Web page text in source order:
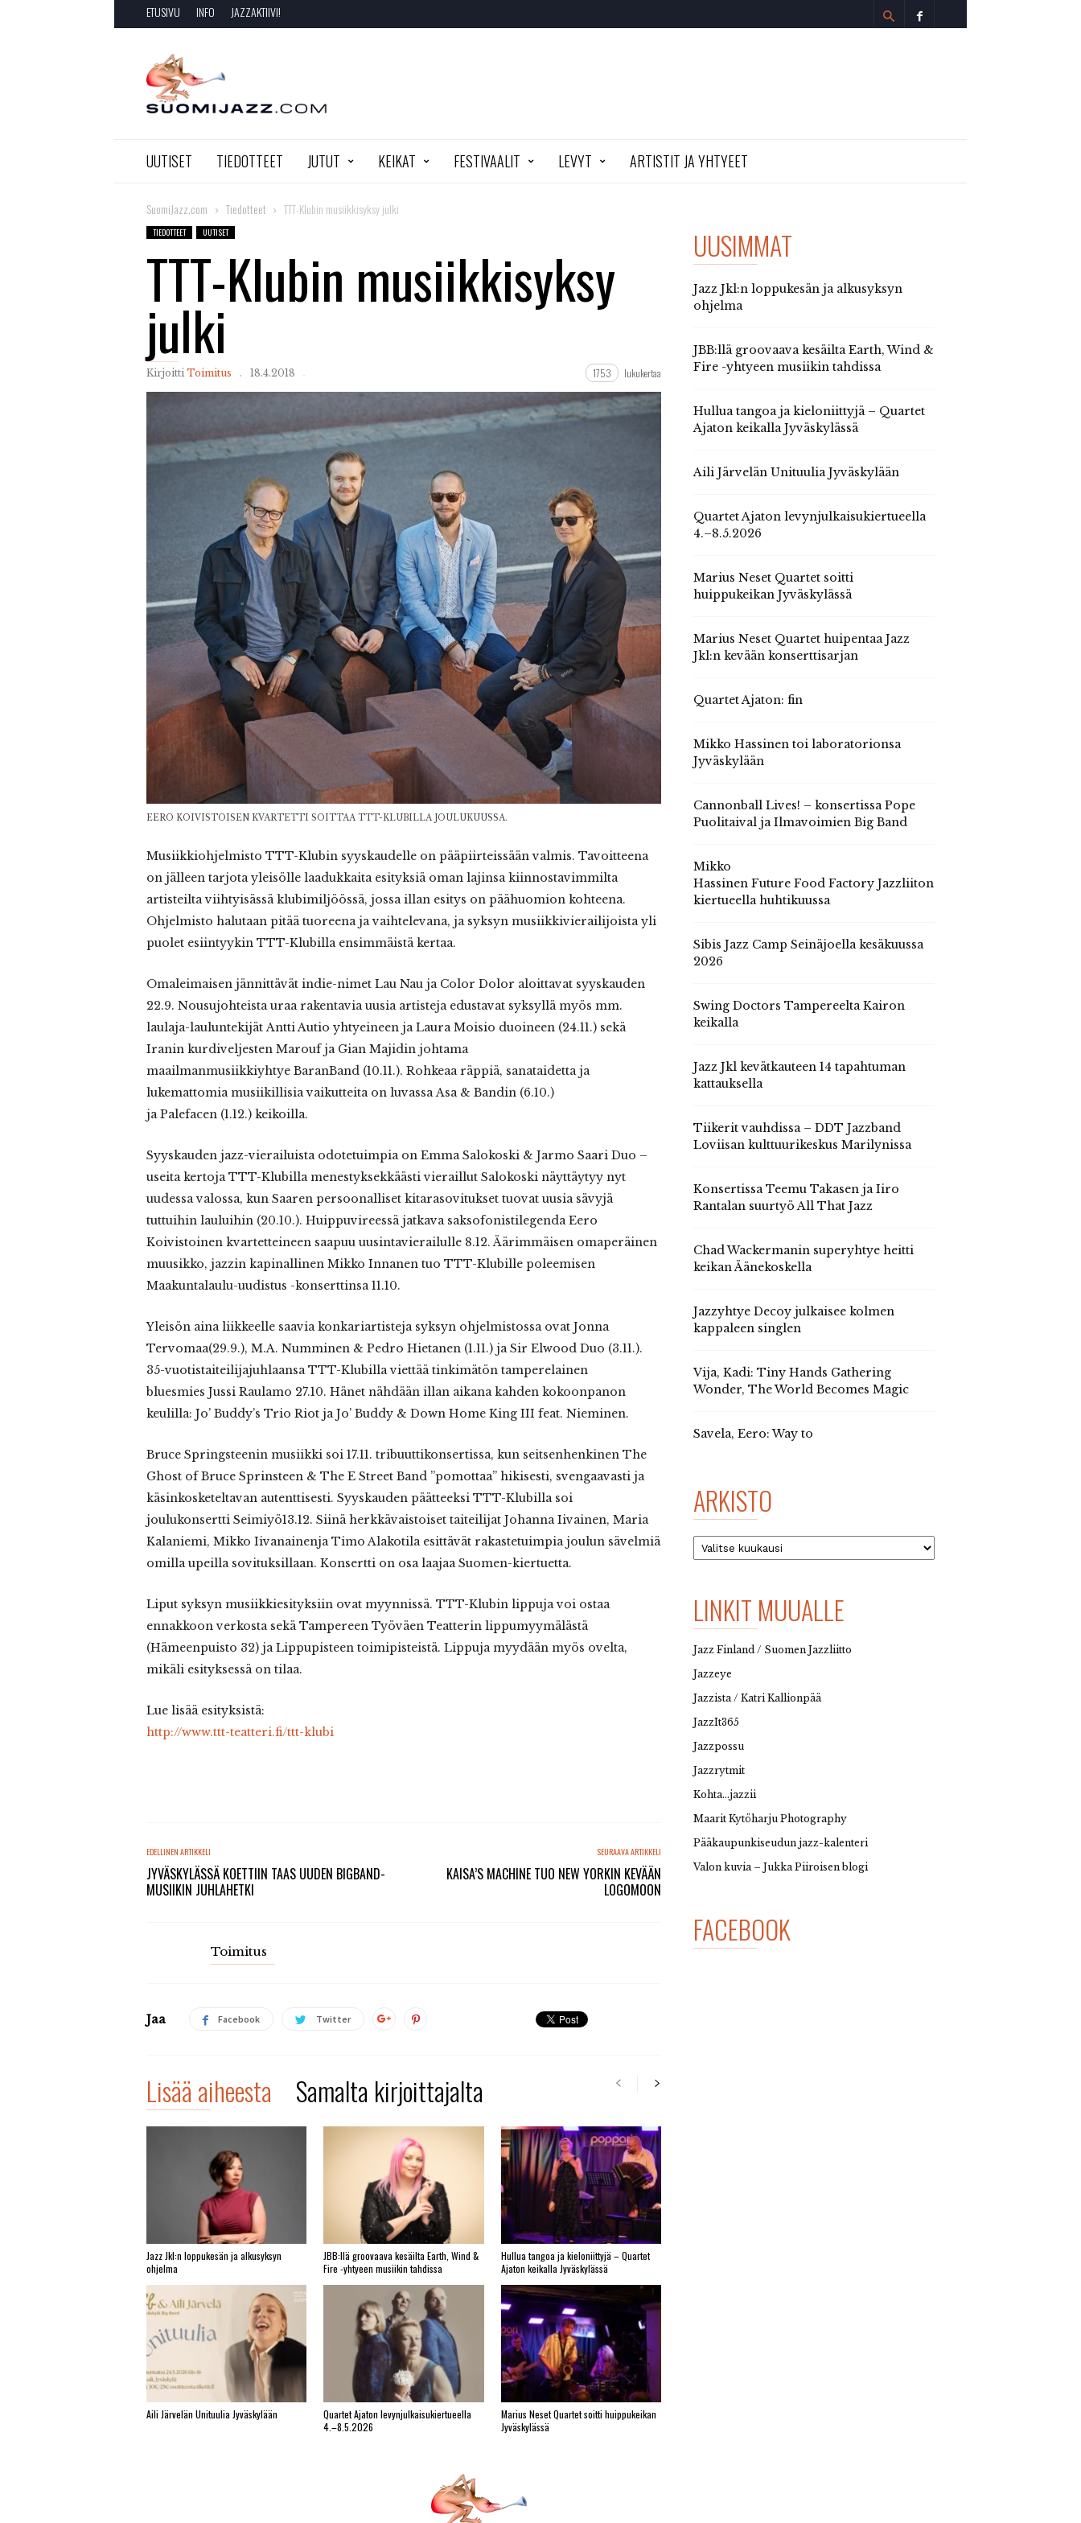
ETUSIVU INFO JAZZAKTIIVI!
SuomiJazz.com
UUTISET TIEDOTTEET JUTUT KEIKAT FESTIVAALIT LEVYT ARTISTIT JA YHTYEET
SuomiJazz.com Tiedotteet TTT-Klubin musiikkisyksy julki
TIEDOTTEET UUTISET
TTT-Klubin musiikkisyksy
julki
Kirjoitti Toimitus 18.4.2018 1753 lukukertaa
EERO KOIVISTOISEN KVARTETTI SOITTAA TTT-KLUBILLA JOULUKUUSSA.
Musiikkiohjelmisto TTT-Klubin syyskaudelle on pääpiirteissään valmis. Tavoitteena
on jälleen tarjota yleisölle laadukkaita esityksiä oman lajinsa kiinnostavimmilta
artisteilta viihtyisässä klubimiljöössä, jossa illan esitys on päähuomion kohteena.
Ohjelmisto halutaan pitää tuoreena ja vaihtelevana, ja syksyn musiikkivierailijoista yli
puolet esiintyykin TTT-Klubilla ensimmäistä kertaa.
Omaleimaisen jännittävät indie-nimet Lau Nau ja Color Dolor aloittavat syyskauden
22.9. Nousujohteista uraa rakentavia uusia artisteja edustavat syksyllä myös mm.
laulaja-lauluntekijät Antti Autio yhtyeineen ja Laura Moisio duoineen (24.11.) sekä
Iranin kurdiveljesten Marouf ja Gian Majidin johtama
maailmanmusiikkiyhtye BaranBand (10.11.). Rohkeaa räppiä, sanataidetta ja
lukemattomia musiikillisia vaikutteita on luvassa Asa & Bandin (6.10.)
ja Palefacen (1.12.) keikoilla.
Syyskauden jazz-vierailuista odotetuimpia on Emma Salokoski & Jarmo Saari Duo –
useita kertoja TTT-Klubilla menestyksekkäästi vieraillut Salokoski näyttäytyy nyt
uudessa valossa, kun Saaren persoonalliset kitarasovitukset tuovat uusia sävyjä
tuttuihin lauluihin (20.10.). Huippuvireessä jatkava saksofonistilegenda Eero
Koivistoinen kvartetteineen saapuu uusintavierailulle 8.12. Äärimmäisen omaperäinen
muusikko, jazzin kapinallinen Mikko Innanen tuo TTT-Klubille poleemisen
Maakuntalaulu-uudistus -konserttinsa 11.10.
Yleisön aina liikkeelle saavia konkariartisteja syksyn ohjelmistossa ovat Jonna
Tervomaa(29.9.), M.A. Numminen & Pedro Hietanen (1.11.) ja Sir Elwood Duo (3.11.).
35-vuotistaiteilijajuhlaansa TTT-Klubilla viettää tinkimätön tamperelainen
bluesmies Jussi Raulamo 27.10. Hänet nähdään illan aikana kahden kokoonpanon
keulilla: Jo’ Buddy’s Trio Riot ja Jo’ Buddy & Down Home King III feat. Nieminen.
Bruce Springsteenin musiikki soi 17.11. tribuuttikonsertissa, kun seitsenhenkinen The
Ghost of Bruce Sprinsteen & The E Street Band ”pomottaa” hikisesti, svengaavasti ja
käsinkosketeltavan autenttisesti. Syyskauden päätteeksi TTT-Klubilla soi
joulukonsertti Seimiyö13.12. Siinä herkkävaistoiset taiteilijat Johanna Iivainen, Maria
Kalaniemi, Mikko Iivanainenja Timo Alakotila esittävät rakastetuimpia joulun sävelmiä
omilla upeilla sovituksillaan. Konsertti on osa laajaa Suomen-kiertuetta.
Liput syksyn musiikkiesityksiin ovat myynnissä. TTT-Klubin lippuja voi ostaa
ennakkoon verkosta sekä Tampereen Työväen Teatterin lippumyymälästä
(Hämeenpuisto 32) ja Lippupisteen toimipisteistä. Lippuja myydään myös ovelta,
mikäli esityksessä on tilaa.
Lue lisää esityksistä:
http://www.ttt-teatteri.fi/ttt-klubi
EDELLINEN ARTIKKELI
JYVÄSKYLÄSSÄ KOETTIIN TAAS UUDEN BIGBAND-
MUSIIKIN JUHLAHETKI
SEURAAVA ARTIKKELI
KAISA’S MACHINE TUO NEW YORKIN KEVÄÄN
LOGOMOON
Toimitus
Jaa Facebook Twitter
Lisää aiheesta Samalta kirjoittajalta
Jazz Jkl:n loppukesän ja alkusyksyn
ohjelma
JBB:llä groovaava kesäilta Earth, Wind &
Fire -yhtyeen musiikin tahdissa
Hullua tangoa ja kieloniittyjä – Quartet
Ajaton keikalla Jyväskylässä
Aili Järvelän Unituulia Jyväskylään
Quartet Ajaton levynjulkaisukiertueella
4.–8.5.2026
Marius Neset Quartet soitti huippukeikan
Jyväskylässä
UUSIMMAT
Jazz Jkl:n loppukesän ja alkusyksyn
ohjelma
JBB:llä groovaava kesäilta Earth, Wind &
Fire -yhtyeen musiikin tahdissa
Hullua tangoa ja kieloniittyjä – Quartet
Ajaton keikalla Jyväskylässä
Aili Järvelän Unituulia Jyväskylään
Quartet Ajaton levynjulkaisukiertueella
4.–8.5.2026
Marius Neset Quartet soitti
huippukeikan Jyväskylässä
Marius Neset Quartet huipentaa Jazz
Jkl:n kevään konserttisarjan
Quartet Ajaton: fin
Mikko Hassinen toi laboratorionsa
Jyväskylään
Cannonball Lives! – konsertissa Pope
Puolitaival ja Ilmavoimien Big Band
Mikko
Hassinen Future Food Factory Jazzliiton
kiertueella huhtikuussa
Sibis Jazz Camp Seinäjoella kesäkuussa
2026
Swing Doctors Tampereelta Kairon
keikalla
Jazz Jkl kevätkauteen 14 tapahtuman
kattauksella
Tiikerit vauhdissa – DDT Jazzband
Loviisan kulttuurikeskus Marilynissa
Konsertissa Teemu Takasen ja Iiro
Rantalan suurtyö All That Jazz
Chad Wackermanin superyhtye heitti
keikan Äänekoskella
Jazzyhtye Decoy julkaisee kolmen
kappaleen singlen
Vija, Kadi: Tiny Hands Gathering
Wonder, The World Becomes Magic
Savela, Eero: Way to
ARKISTO
Arkisto
LINKIT MUUALLE
Jazz Finland / Suomen Jazzliitto
Jazzeye
Jazzista / Katri Kallionpää
JazzIt365
Jazzpossu
Jazzrytmit
Kohta…jazzii
Maarit Kytöharju Photography
Pääkaupunkiseudun jazz-kalenteri
Valon kuvia – Jukka Piiroisen blogi
FACEBOOK